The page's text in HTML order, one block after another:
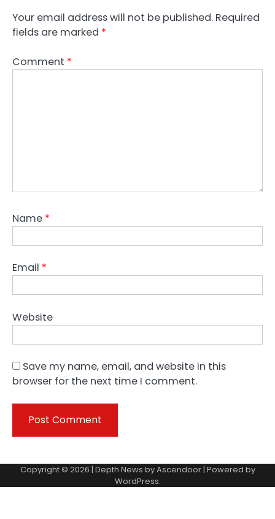
Your email address will not be published. Required
fields are marked *
Comment *
Name *
Email *
Website
Save my name, email, and website in this
browser for the next time I comment.
Copyright © 2026 | Depth News byAscendoor| Powered by
WordPress.